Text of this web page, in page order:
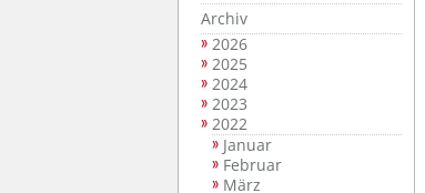
Archiv
2026
2025
2024
2023
2022
Januar
Februar
März